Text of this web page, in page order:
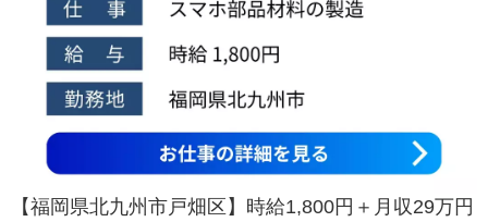
【福岡県北九州市戸畑区】時給1,800円＋月収29万円